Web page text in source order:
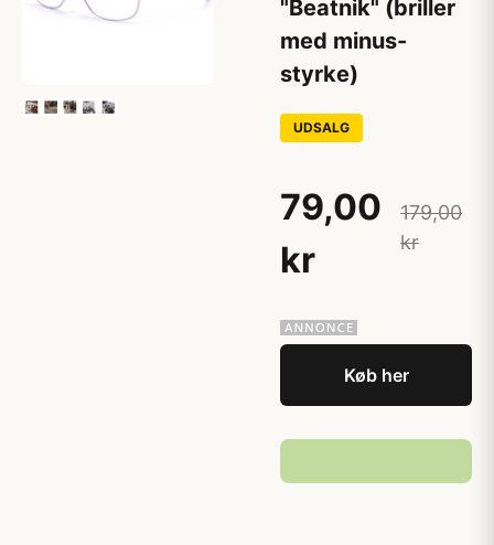
"Beatnik" (briller
med minus-
styrke)
UDSALG
79,00
kr
179,00
kr
Køb her